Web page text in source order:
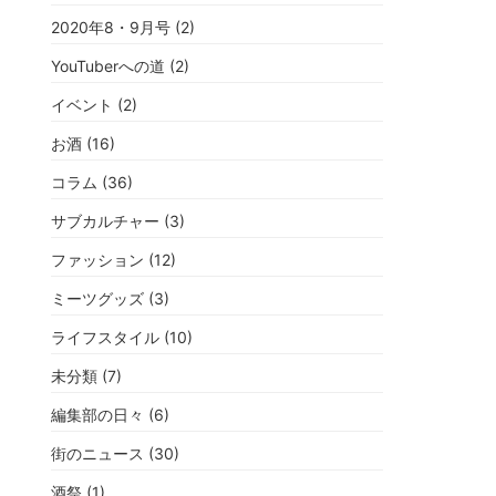
2020年8・9月号 (2)
YouTuberへの道 (2)
イベント (2)
お酒 (16)
コラム (36)
サブカルチャー (3)
ファッション (12)
ミーツグッズ (3)
ライフスタイル (10)
未分類 (7)
編集部の日々 (6)
街のニュース (30)
酒祭 (1)